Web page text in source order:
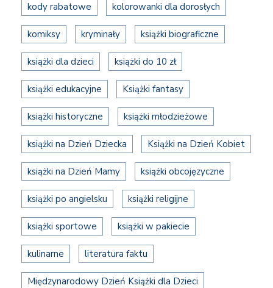
kody rabatowe kolorowanki dla dorosłych
komiksy kryminały książki biograficzne
książki dla dzieci książki do 10 zł
książki edukacyjne Książki fantasy
książki historyczne książki młodzieżowe
książki na Dzień Dziecka Książki na Dzień Kobiet
książki na Dzień Mamy książki obcojęzyczne
książki po angielsku książki religijne
książki sportowe książki w pakiecie
kulinarne literatura faktu
Międzynarodowy Dzień Książki dla Dzieci